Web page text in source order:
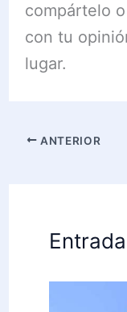
compártelo
con tu
lugar.
ANTERIOR